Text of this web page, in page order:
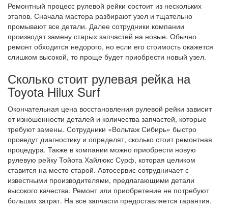
Ремонтный процесс рулевой рейки состоит из нескольких
этапов. Сначала мастера разбирают узел и тщательно
промывают все детали. Далее сотрудники компании
производят замену старых запчастей на новые. Обычно
ремонт обходится недорого, но если его стоимость окажется
слишком высокой, то проще будет приобрести новый узел.
Сколько стоит рулевая рейка на
Toyota Hilux Surf
Окончательная цена восстановления рулевой рейки зависит
от изношенности деталей и количества запчастей, которые
требуют замены. Сотрудники «Вольтаж Сибирь» быстро
проведут диагностику и определят, сколько стоит ремонтная
процедура. Также в компании можно приобрести новую
рулевую рейку Тойота Хайлюкс Сурф, которая целиком
ставится на место старой. Автосервис сотрудничает с
известными производителями, предлагающими детали
высокого качества. Ремонт или приобретение не потребуют
больших затрат. На все запчасти предоставляется гарантия.